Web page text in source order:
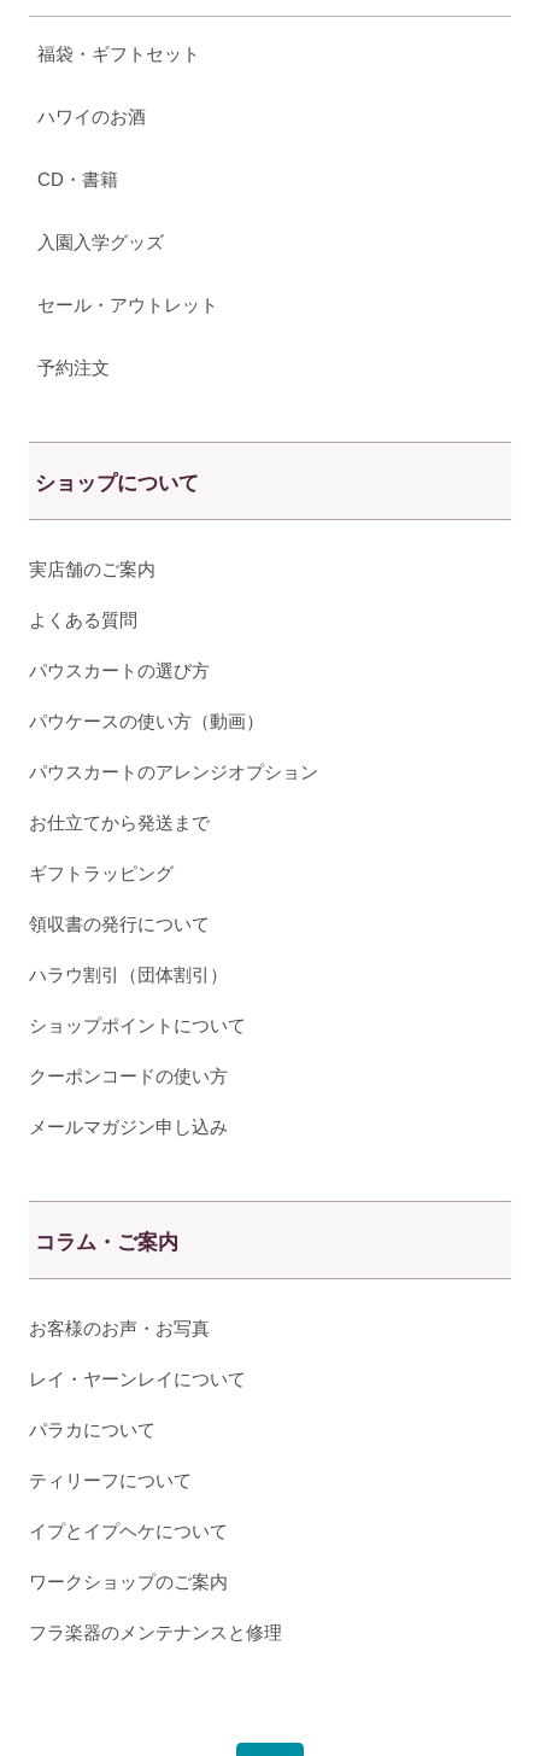
福袋・ギフトセット
ハワイのお酒
CD・書籍
入園入学グッズ
セール・アウトレット
予約注文
ショップについて
実店舗のご案内
よくある質問
パウスカートの選び方
パウケースの使い方（動画）
パウスカートのアレンジオプション
お仕立てから発送まで
ギフトラッピング
領収書の発行について
ハラウ割引（団体割引）
ショップポイントについて
クーポンコードの使い方
メールマガジン申し込み
コラム・ご案内
お客様のお声・お写真
レイ・ヤーンレイについて
パラカについて
ティリーフについて
イプとイプヘケについて
ワークショップのご案内
フラ楽器のメンテナンスと修理